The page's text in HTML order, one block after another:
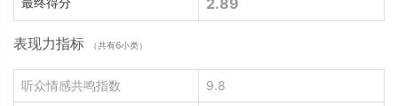
2.89
表现力指标 （共有6小类）
听众情感共鸣指数 9.8